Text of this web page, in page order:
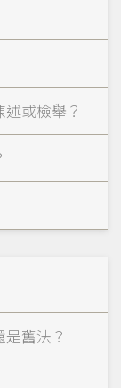
或檢舉？
舊法？